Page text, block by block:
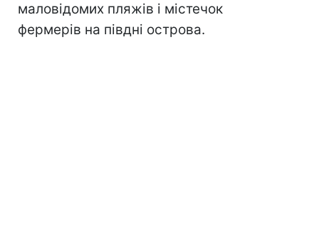
маловідомих пляжів і містечок
фермерів на півдні острова.